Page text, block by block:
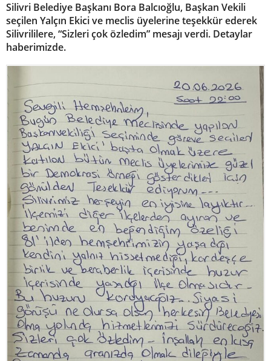
Silivri Belediye Başkanı Bora Balcıoğlu, Başkan Vekili
seçilen Yalçın Ekici ve meclis üyelerine teşekkür ederek
Silivrililere, “Sizleri çok özledim” mesajı verdi. Detaylar
haberimizde.